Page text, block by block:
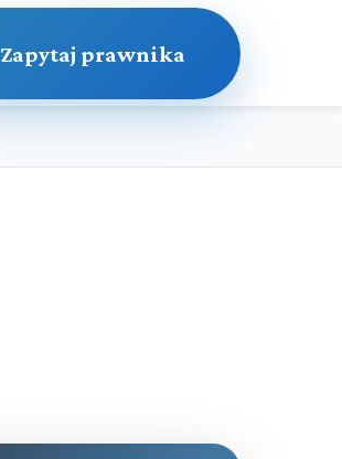
Zapytaj prawnika